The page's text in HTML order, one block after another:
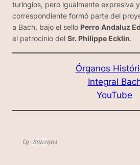
turingios, pero igualmente expresiva
correspondiente formó parte del
a Bach, bajo el sello Perro Andaluz
el patrocinio del Sr. Philippe Ecklin.
Órganos
Integral
YouTube